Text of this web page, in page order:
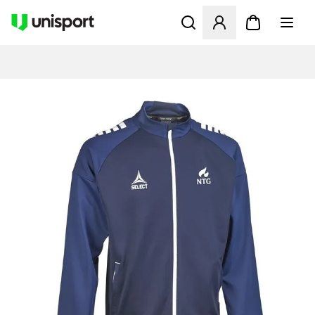
Öffnet ein neues Fenster